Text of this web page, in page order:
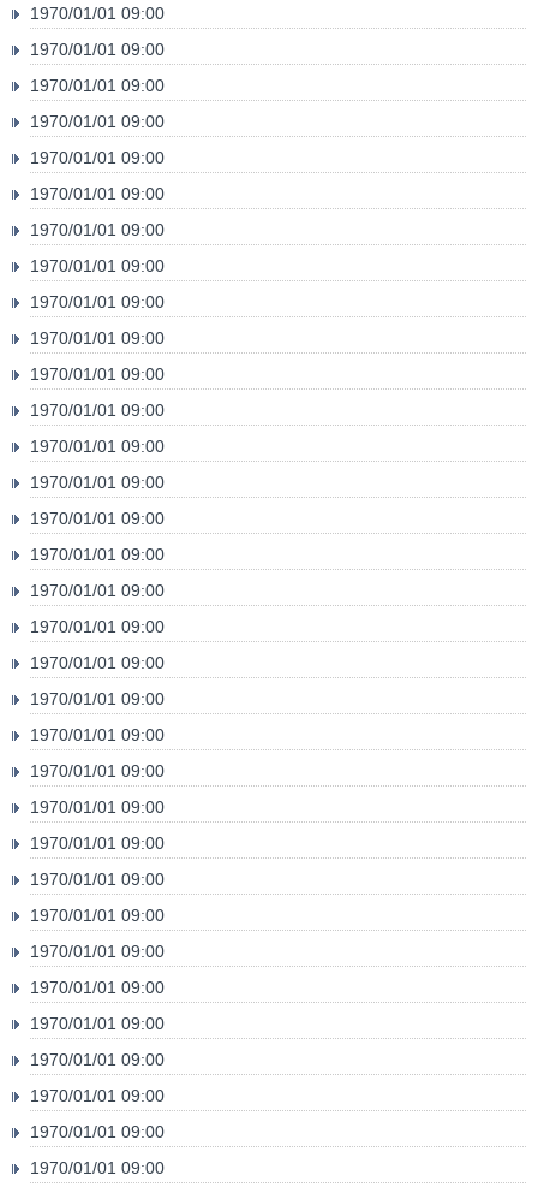
1970/01/01 09:00
1970/01/01 09:00
1970/01/01 09:00
1970/01/01 09:00
1970/01/01 09:00
1970/01/01 09:00
1970/01/01 09:00
1970/01/01 09:00
1970/01/01 09:00
1970/01/01 09:00
1970/01/01 09:00
1970/01/01 09:00
1970/01/01 09:00
1970/01/01 09:00
1970/01/01 09:00
1970/01/01 09:00
1970/01/01 09:00
1970/01/01 09:00
1970/01/01 09:00
1970/01/01 09:00
1970/01/01 09:00
1970/01/01 09:00
1970/01/01 09:00
1970/01/01 09:00
1970/01/01 09:00
1970/01/01 09:00
1970/01/01 09:00
1970/01/01 09:00
1970/01/01 09:00
1970/01/01 09:00
1970/01/01 09:00
1970/01/01 09:00
1970/01/01 09:00